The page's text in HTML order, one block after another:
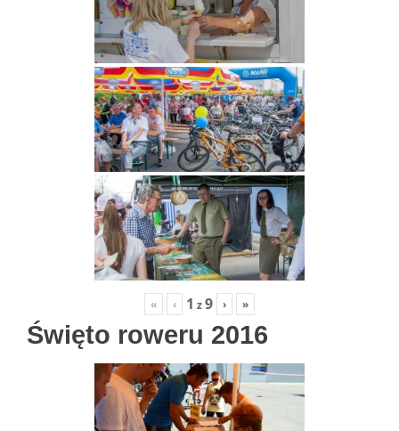
« ‹ 1 z9 › »
Święto roweru 2016